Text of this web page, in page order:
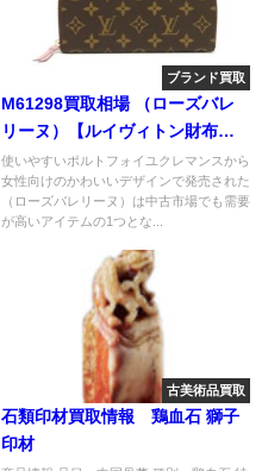
ブランド買取
M61298買取相場 （ローズバレ
リーヌ）【ルイヴィトン財布買
取価格】
使いやすいポルトフォイユクレマンスから
女性向けのかわいいデザインで発売された
（ローズバレリーヌ）は中古市場でも需要
が高いアイテムの1つとな...
古美術品買取
石類印材買取情報 鶏血石 獅子
印材